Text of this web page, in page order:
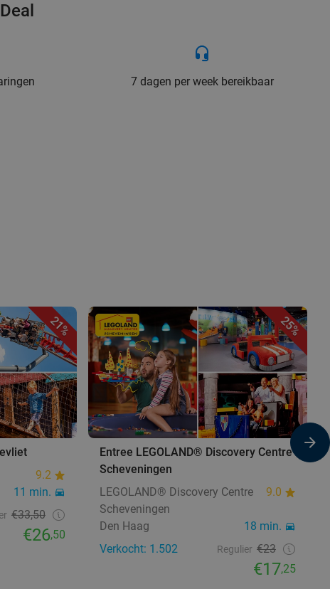
7 dagen per week bereikbaar
21%
9.2
11 min.
€33,50
€26,50
25%
Entree LEGOLAND® Discovery Centre
Scheveningen
LEGOLAND® Discovery Centre
Scheveningen
9.0
Den Haag
18 min.
Verkocht: 1.502
Regulier €23
€17,25